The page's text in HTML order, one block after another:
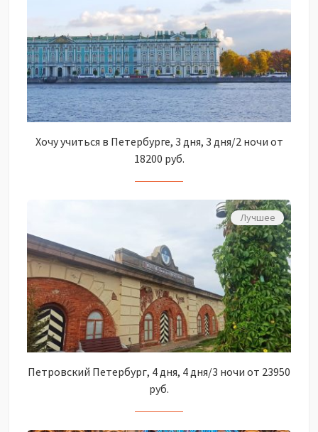
Хочу учиться в Петербурге, 3 дня, 3 дня/2 ночи от
18200 руб.
Лучшее
Петровский Петербург, 4 дня, 4 дня/3 ночи от 23950
руб.